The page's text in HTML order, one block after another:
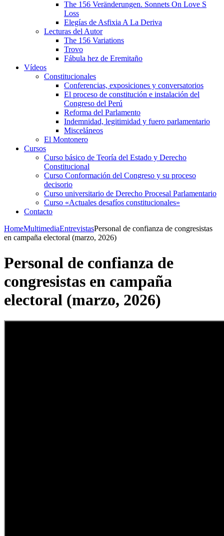
The 156 Veränderungen. Sonnets On Love S
Loss
Elegías de Asfixia A La Deriva
Lecturas del Autor
The 156 Variations
Trovo
Fábula hez de Eremitaño
Vídeos
Constitucionales
Conferencias, exposiciones y conversatorios
El proceso de constitución e instalación del
Congreso del Perú
Reforma del Parlamento
Indemnidad, legitimidad y fuero parlamentario
Misceláneos
El Montonero
Cursos
Curso básico de Teoría del Estado y Derecho
Constitucional
Curso Conformación del Congreso y su proceso
decisorio
Curso universitario de Derecho Procesal Parlamentario
Curso «Actuales desafíos constitucionales»
Contacto
HomeMultimediaEntrevistasPersonal de confianza de congresistas
en campaña electoral (marzo, 2026)
Personal de confianza de
congresistas en campaña
electoral (marzo, 2026)